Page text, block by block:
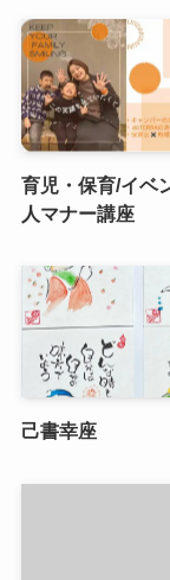
育児・保育/イベ
人マナー講座
己書幸座